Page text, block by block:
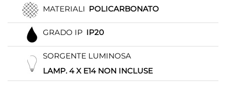
MATERIALI POLICARBONATO
GRADO IP IP20
SORGENTE LUMINOSA
LAMP. 4 X E14 NON INCLUSE